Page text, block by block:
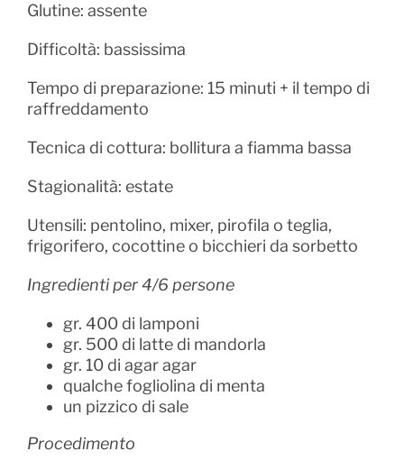
Glutine: assente
Difficoltà: bassissima
Tempo di preparazione: 15 minuti + il tempo di
raffreddamento
Tecnica di cottura: bollitura a fiamma bassa
Stagionalità: estate
Utensili: pentolino, mixer, pirofila o teglia,
frigorifero, cocottine o bicchieri da sorbetto
Ingredienti per 4/6 persone
gr. 400 di lamponi
gr. 500 di latte di mandorla
gr. 10 di agar agar
qualche fogliolina di menta
un pizzico di sale
Procedimento